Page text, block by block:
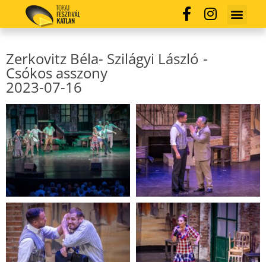
Zerkovitz Béla- Szilágyi László
Csókos asszony
-
2023-07-16